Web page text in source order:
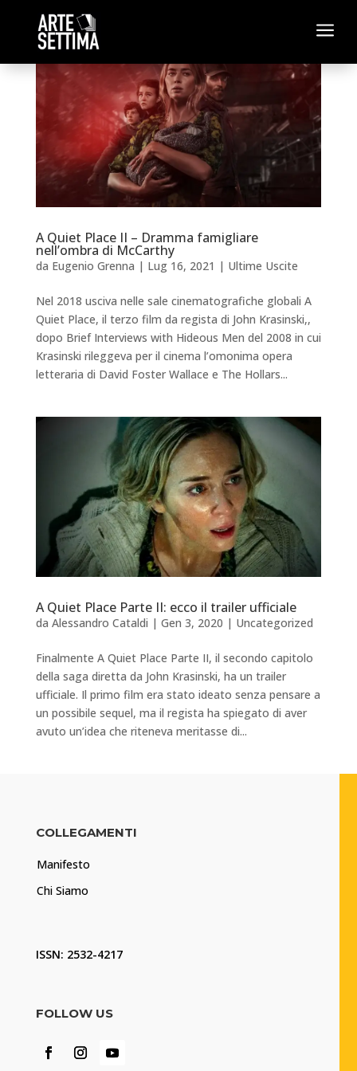
a
A Quiet Place II – Dramma famigliare
nell’ombra di McCarthy
da Eugenio Grenna | Lug 16, 2021 | Ultime Uscite
Nel 2018 usciva nelle sale cinematografiche globali A
Quiet Place, il terzo film da regista di John Krasinski,,
dopo Brief Interviews with Hideous Men del 2008 in cui
Krasinski rileggeva per il cinema l’omonima opera
letteraria di David Foster Wallace e The Hollars...
A Quiet Place Parte II: ecco il trailer ufficiale
da Alessandro Cataldi | Gen 3, 2020 | Uncategorized
Finalmente A Quiet Place Parte II, il secondo capitolo
della saga diretta da John Krasinski, ha un trailer
ufficiale. Il primo film era stato ideato senza pensare a
un possibile sequel, ma il regista ha spiegato di aver
avuto un’idea che riteneva meritasse di...
COLLEGAMENTI
Manifesto
Chi Siamo
ISSN: 2532-4217
FOLLOW US